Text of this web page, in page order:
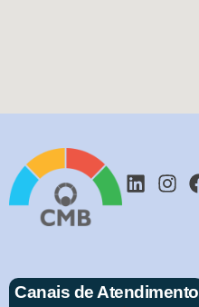
Canais de Atendimento